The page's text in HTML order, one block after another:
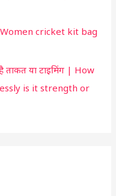
Women cricket kit bag
ताकत या टाइमिंग | How
is it strength or